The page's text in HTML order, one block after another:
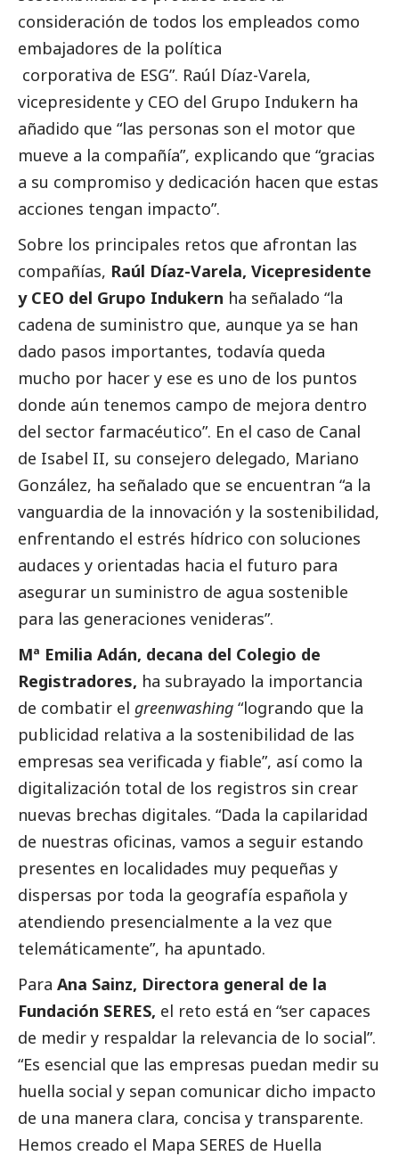
consideración de todos los empleados como
embajadores de la política
corporativa de ESG”. Raúl Díaz-Varela,
vicepresidente y CEO del Grupo Indukern ha
añadido que “las personas son el motor que
mueve a la compañía”, explicando que “gracias
a su compromiso y dedicación hacen que estas
acciones tengan impacto”.
Sobre los principales retos que afrontan las
compañías, Raúl Díaz-Varela, Vicepresidente
y CEO del Grupo Indukern ha señalado “la
cadena de suministro que, aunque ya se han
dado pasos importantes, todavía queda
mucho por hacer y ese es uno de los puntos
donde aún tenemos campo de mejora dentro
del sector farmacéutico”. En el caso de Canal
de Isabel II, su consejero delegado, Mariano
González, ha señalado que se encuentran “a la
vanguardia de la innovación y la sostenibilidad,
enfrentando el estrés hídrico con soluciones
audaces y orientadas hacia el futuro para
asegurar un suministro de agua sostenible
para las generaciones venideras”.
Mª Emilia Adán, decana del Colegio de
Registradores, ha subrayado la importancia
de combatir el greenwashing “logrando que la
publicidad relativa a la sostenibilidad de las
empresas sea verificada y fiable”, así como la
digitalización total de los registros sin crear
nuevas brechas digitales. “Dada la capilaridad
de nuestras oficinas, vamos a seguir estando
presentes en localidades muy pequeñas y
dispersas por toda la geografía española y
atendiendo presencialmente a la vez que
telemáticamente”, ha apuntado.
Para Ana Sainz, Directora general de la
Fundación SERES, el reto está en “ser capaces
de medir y respaldar la relevancia de lo social”.
“Es esencial que las empresas puedan medir su
huella social y sepan comunicar dicho impacto
de una manera clara, concisa y transparente.
Hemos creado el Mapa SERES de Huella